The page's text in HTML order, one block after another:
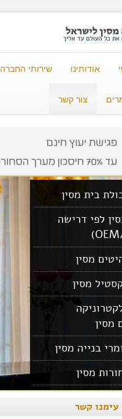
אודותינו שירותי החברה
צור קשר
בית מסין
לפי דרישה
מסין
מסין
מסין
בנייה מסין
מסין
מסין
עימנו קשר